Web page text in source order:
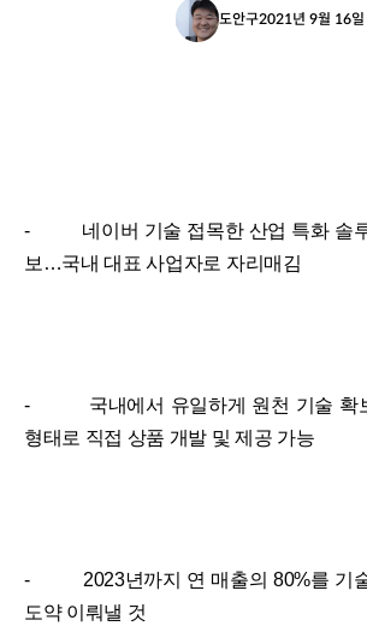
도안구2021년 9월 16일
- 네이버 기술 접목한 산업 특화 솔루
보…국내 대표 사업자로 자리매김
- 국내에서 유일하게 원천 기술 확
형태로 직접 상품 개발 및 제공 가능
- 2023년까지 연 매출의 80%를 기술
도약 이뤄낼 것